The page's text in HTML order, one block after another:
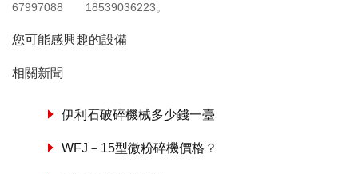
67997088
18539036223。
您可能感興趣的設備
相關新聞
伊利石破碎機械多少錢一臺
WFJ－15型微粉碎機價格？